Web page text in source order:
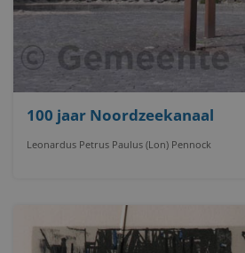
100 jaar Noordzeekanaal
Leonardus Petrus Paulus (Lon) Pennock